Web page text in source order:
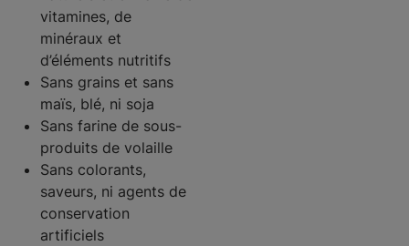
vitamines, de
minéraux et
d’éléments nutritifs
Sans grains et sans
maïs, blé, ni soja
Sans farine de sous-
produits de volaille
Sans colorants,
saveurs, ni agents de
conservation
artificiels